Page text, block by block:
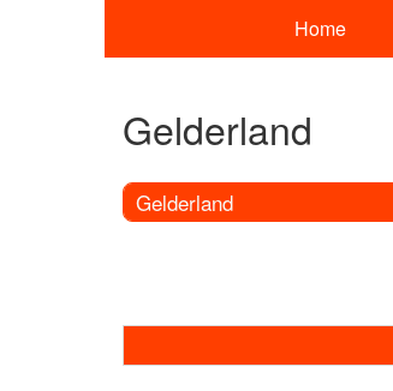
Home
Gelderland
Gelderland